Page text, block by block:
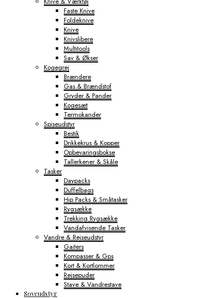
Faste Knive
Foldeknive
Knive
Knivslibere
Multitools
Sav & Økser
Kogegrej
Brændere
Gas & Brændstof
Gryder & Pander
Kogesæt
Termokander
Spiseudstyr
Bestik
Drikkekrus & Kopper
Opbevaringsbokse
Tallerkener & Skåle
Tasker
Daypacks
Duffelbags
Hip Packs & Småtasker
Rygsække
Trekking Rygsække
Vandafvisende Tasker
Vandre & Rejseudstyr
Gaiters
Kompasser & Gps
Kort & Kortlommer
Rejsepuder
Stave & Vandrestave
Soveudstyr